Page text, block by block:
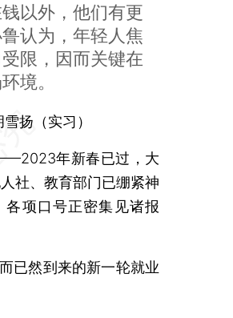
以外，他们有更
认为，年轻人焦
限，因而关键在
境。
扬（实习）
年新春已过，大
社、教育部门已绷紧神
项口号正密集见诸报
已然到来的新一轮就业